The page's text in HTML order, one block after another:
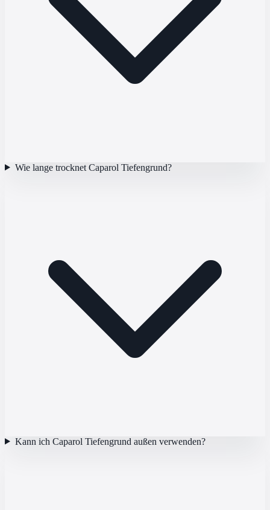
Wie lange trocknet Caparol Tiefengrund?
Kann ich Caparol Tiefengrund außen verwenden?